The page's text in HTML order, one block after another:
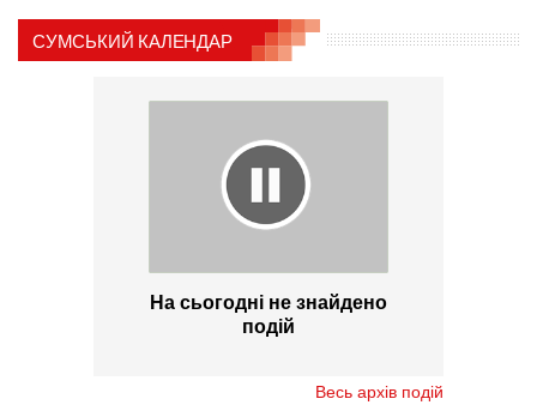
СУМСЬКИЙ КАЛЕНДАР
На сьогодні не знайдено
подій
Весь архів подій